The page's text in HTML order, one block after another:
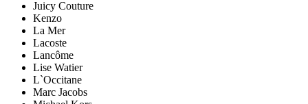
Juicy Couture
Kenzo
La Mer
Lacoste
Lancôme
Lise Watier
L`Occitane
Marc Jacobs